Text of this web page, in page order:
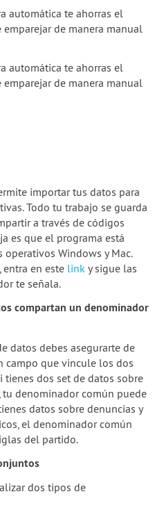
automática te ahorras el
de manera manual
automática te ahorras el
de manera manual
importar tus datos para
Todo tu trabajo se guarda
a través de códigos
es que el programa está
Windows y Mac.
entra en este link y sigue las
te señala.
compartan un denominador
datos debes asegurarte de
campo que vincule los dos
tienes dos set de datos sobre
tu denominador común puede
datos sobre denuncias y
el denominador común
del partido.
dos tipos de